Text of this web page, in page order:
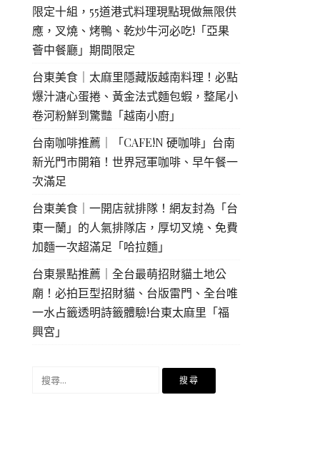
限定十組，55道港式料理現點現做無限供
應，叉燒、烤鴨、乾炒牛河必吃!「亞果
薈中餐廳」期間限定
台東美食｜太麻里隱藏版越南料理！必點
爆汁溏心蛋捲、黃金法式麵包蝦，整尾小
卷河粉鮮到驚豔「越南小廚」
台南咖啡推薦｜「CAFE!N 硬咖啡」台南
新光門市開箱！世界冠軍咖啡、早午餐一
次滿足
台東美食｜一開店就排隊！網友封為「台
東一蘭」的人氣排隊店，厚切叉燒、免費
加麵一次超滿足「哈拉麵」
台東景點推薦｜全台最萌招財貓土地公
廟！必拍巨型招財貓、台版雷門、全台唯
一水占籤透明詩籤體驗!台東太麻里「福
興宮」